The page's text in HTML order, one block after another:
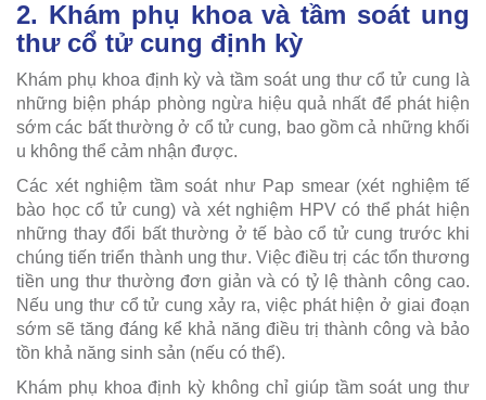
2. Khám phụ khoa và tầm soát ung
thư cổ tử cung định kỳ
Khám phụ khoa định kỳ và tầm soát ung thư cổ tử cung là
những biện pháp phòng ngừa hiệu quả nhất để phát hiện
sớm các bất thường ở cổ tử cung, bao gồm cả những khối
u không thể cảm nhận được.
Các xét nghiệm tầm soát như Pap smear (xét nghiệm tế
bào học cổ tử cung) và xét nghiệm HPV có thể phát hiện
những thay đổi bất thường ở tế bào cổ tử cung trước khi
chúng tiến triển thành ung thư. Việc điều trị các tổn thương
tiền ung thư thường đơn giản và có tỷ lệ thành công cao.
Nếu ung thư cổ tử cung xảy ra, việc phát hiện ở giai đoạn
sớm sẽ tăng đáng kể khả năng điều trị thành công và bảo
tồn khả năng sinh sản (nếu có thể).
Khám phụ khoa định kỳ không chỉ giúp tầm soát ung thư